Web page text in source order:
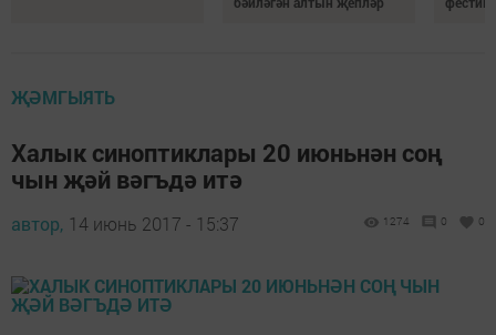
ҖӘМГЫЯТЬ
Халык синоптиклары 20 июньнән соң
чын җәй вәгъдә итә
автор, 14 июнь 2017 - 15:37 1274 0 0